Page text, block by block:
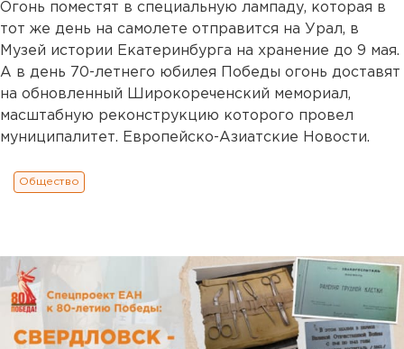
Огонь поместят в специальную лампаду, которая в
тот же день на самолете отправится на Урал, в
Музей истории Екатеринбурга на хранение до 9 мая.
А в день 70-летнего юбилея Победы огонь доставят
на обновленный Широкореченский мемориал,
масштабную реконструкцию которого провел
муниципалитет. Европейско-Азиатские Новости.
Общество